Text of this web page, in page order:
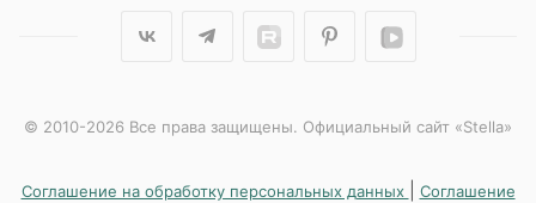
© 2010-2026 Все права защищены. Официальный сайт «Stella»
Соглашение на обработку персональных данных
Соглашение